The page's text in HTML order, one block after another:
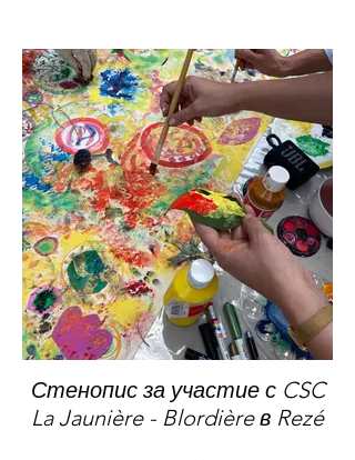
Стенопис за участие с CSC
La Jaunière - Blordière в Rezé